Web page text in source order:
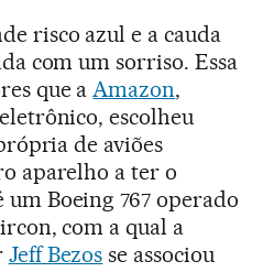
risco azul e a cauda
com um sorriso. Essa
que aAmazon,
escolheu
de aviões
aparelho a ter o
Boeing 767 operado
com a qual a
Jeff Bezos se associou